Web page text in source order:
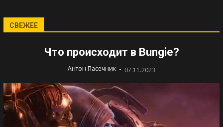
СВЕЖЕЕ
Что происходит в Bungie?
Антон Пасечник - 07.11.2023